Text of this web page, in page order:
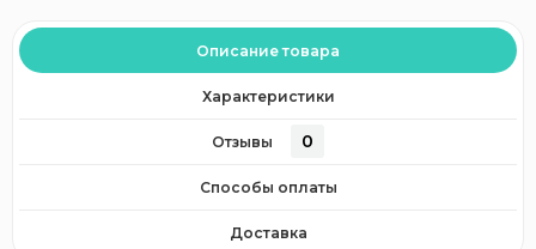
Описание товара
Характеристики
Отзывы 0
Способы оплаты
Доставка